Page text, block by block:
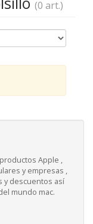
(0 art.)
Apple ,
y empresas ,
y descuentos así
mundo mac.